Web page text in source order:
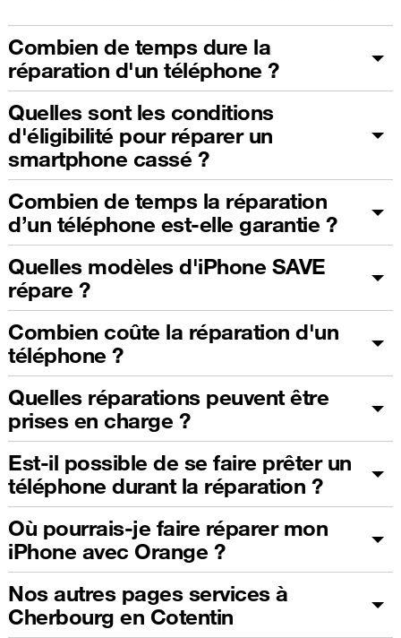
Combien de temps dure la
réparation d'un téléphone ?
Quelles sont les conditions
d'éligibilité pour réparer un
smartphone cassé ?
Combien de temps la réparation
d’un téléphone est-elle garantie ?
Quelles modèles d'iPhone SAVE
répare ?
Combien coûte la réparation d'un
téléphone ?
Quelles réparations peuvent être
prises en charge ?
Est-il possible de se faire prêter un
téléphone durant la réparation ?
Où pourrais-je faire réparer mon
iPhone avec Orange ?
Nos autres pages services à
Cherbourg en Cotentin